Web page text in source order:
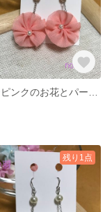
残り1点